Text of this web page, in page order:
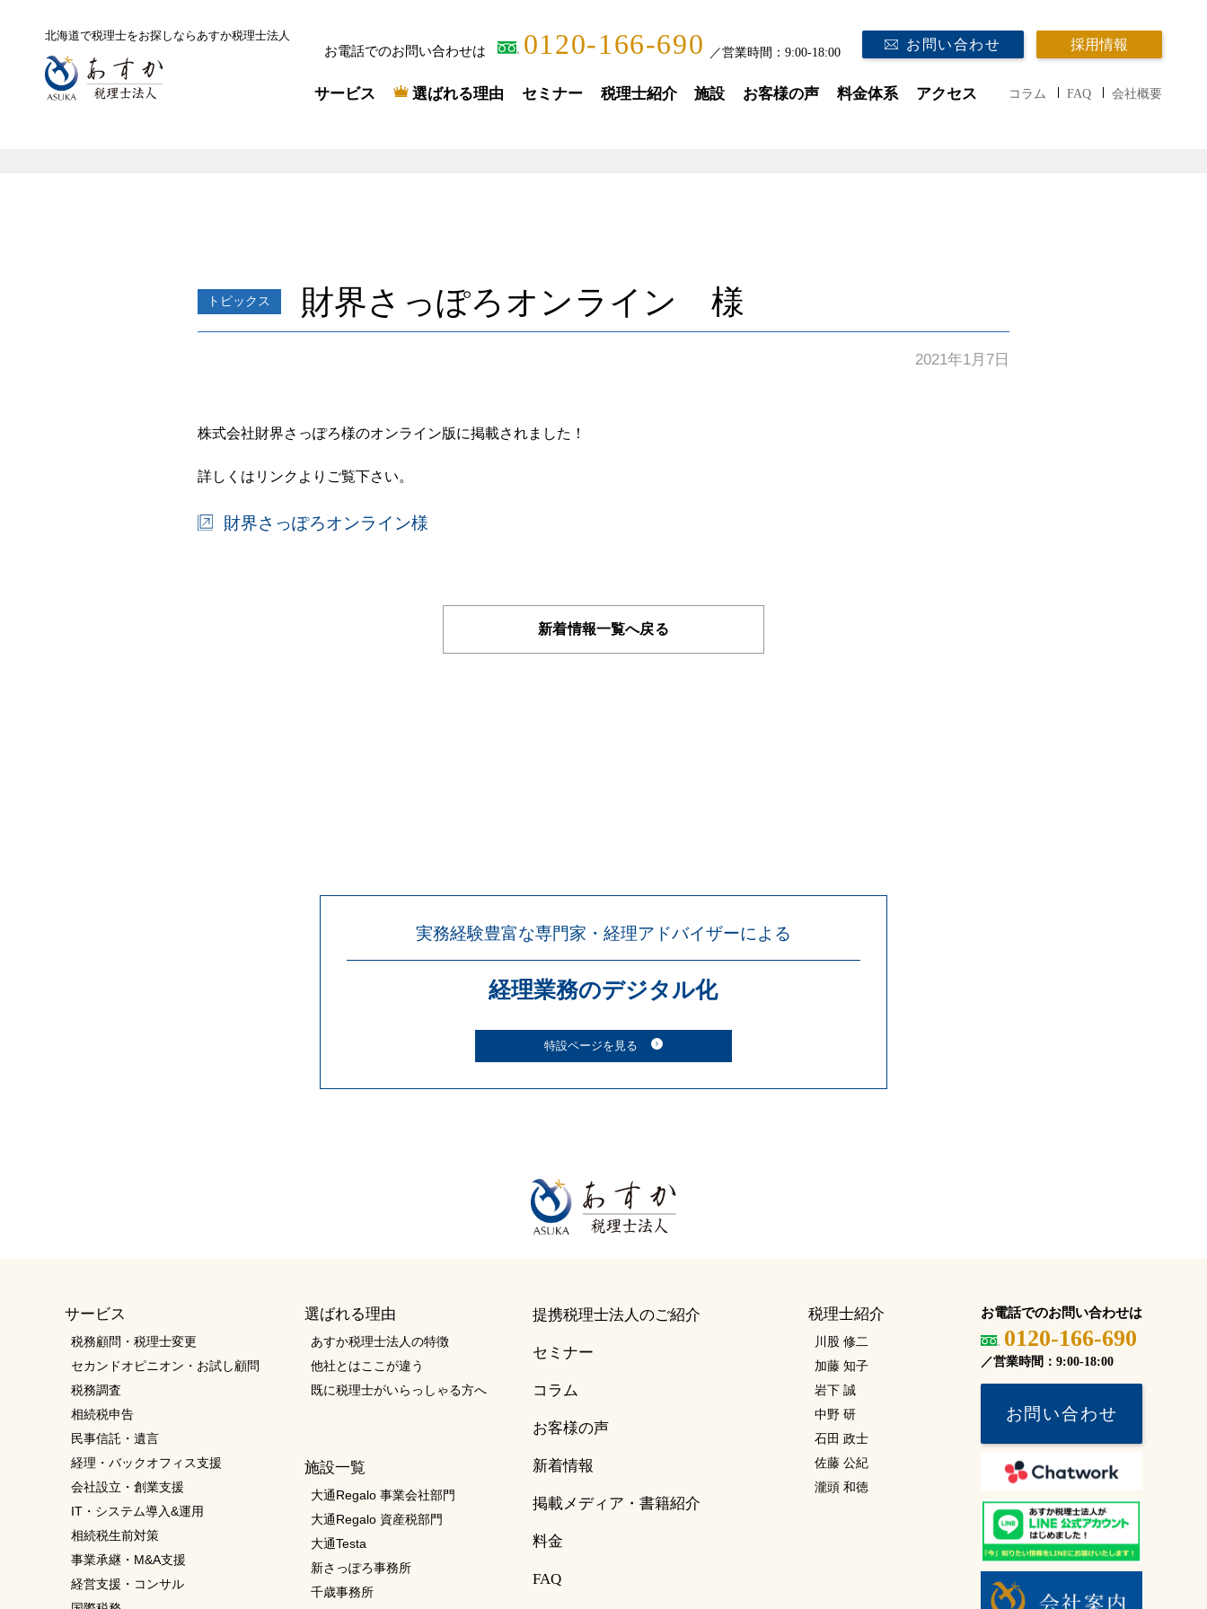
北海道で税理士をお探しならあすか税理士法人
お電話でのお問い合わせは 0120-166-690 ／営業時間： 9:00-18:00
お問い合わせ 採用情報
サービス 選ばれる理由 セミナー 税理士紹介 施設 お客様の声 料金体系 アクセス コラム FAQ 会社概要
トピックス 財界さっぽろオンライン 様
2021年1月7日
株式会社財界さっぽろ様のオンライン版に掲載されました！
詳しくはリンクよりご覧下さい。
財界さっぽろオンライン様
新着情報一覧へ戻る
実務経験豊富な専門家・ 経理アドバイザーによる
経理業務のデジタル化
特設ページを見る
サービス
税務顧問・税理士変更
セカンドオピニオン・お試し顧問
税務調査
相続税申告
民事信託・遺言
経理・バックオフィス支援
会社設立・創業支援
IT・システム導入&運用
相続税生前対策
事業承継・M&A支援
経営支援・コンサル
選ばれる理由
あすか税理士法人の特徴
他社とはここが違う
既に税理士がいらっしゃる方へ
施設一覧
大通Regalo 事業会社部門
大通Regalo 資産税部門
大通Testa
新さっぽろ事務所
千歳事務所
提携税理士法人のご紹介
セミナー
コラム
お客様の声
新着情報
掲載メディア・書籍紹介
料金
FAQ
税理士紹介
川股 修二
加藤 知子
岩下 誠
中野 研
石田 政士
佐藤 公紀
瀧頭 和徳
お電話でのお問い合わせは
0120-166-690
／営業時間：9:00-18:00
お問い合わせ